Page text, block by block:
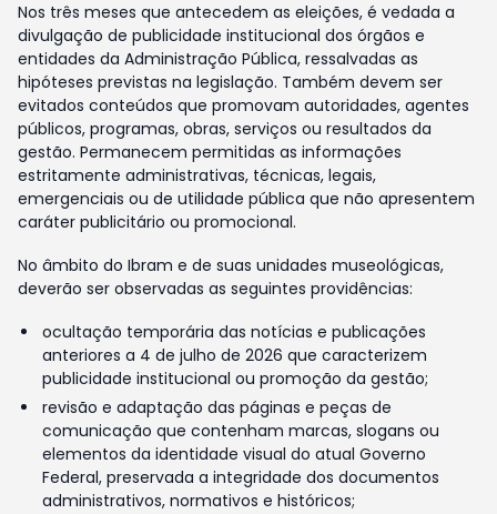
Nos três meses que antecedem as eleições, é vedada a
divulgação de publicidade institucional dos órgãos e
entidades da Administração Pública, ressalvadas as
hipóteses previstas na legislação. Também devem ser
evitados conteúdos que promovam autoridades, agentes
públicos, programas, obras, serviços ou resultados da
gestão. Permanecem permitidas as informações
estritamente administrativas, técnicas, legais,
emergenciais ou de utilidade pública que não apresentem
caráter publicitário ou promocional.
No âmbito do Ibram e de suas unidades museológicas,
deverão ser observadas as seguintes providências:
ocultação temporária das notícias e publicações
anteriores a 4 de julho de 2026 que caracterizem
publicidade institucional ou promoção da gestão;
revisão e adaptação das páginas e peças de
comunicação que contenham marcas, slogans ou
elementos da identidade visual do atual Governo
Federal, preservada a integridade dos documentos
administrativos, normativos e históricos;